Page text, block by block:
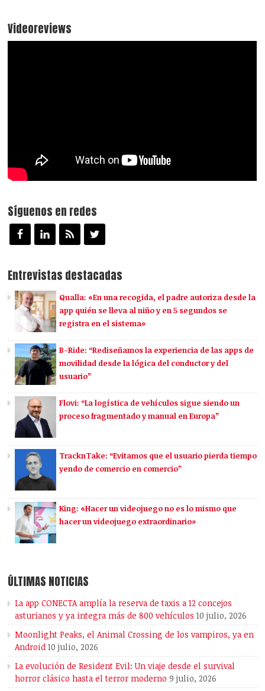
Videoreviews
Síguenos en redes
Entrevistas destacadas
Qualla: «En una recogida, el padre autoriza desde la
app quién se lleva al niño y en 5 segundos se
registra en el sistema»
B-Ride: “Rediseñamos la experiencia de las apps de
movilidad desde la lógica del conductor y del
usuario”
Flovi: “La logística de vehículos sigue siendo un
proceso fragmentado y manual en Europa”
TracknTake: “Evitamos que el usuario pierda tiempo
yendo de comercio en comercio”
King: «Hacer un videojuego no es lo mismo que
hacer un videojuego extraordinario»
ÚLTIMAS NOTICIAS
La app CONECTA amplía la reserva de taxis a 12 concejos
asturianos y ya integra más de 800 vehículos 10 julio, 2026
Moonlight Peaks, el Animal Crossing de los vampiros, ya en
Android 10 julio, 2026
La evolución de Resident Evil: Un viaje desde el survival
horror clásico hasta el terror moderno 9 julio, 2026